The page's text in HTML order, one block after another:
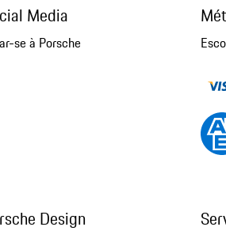
Media
se à Porsche
Design